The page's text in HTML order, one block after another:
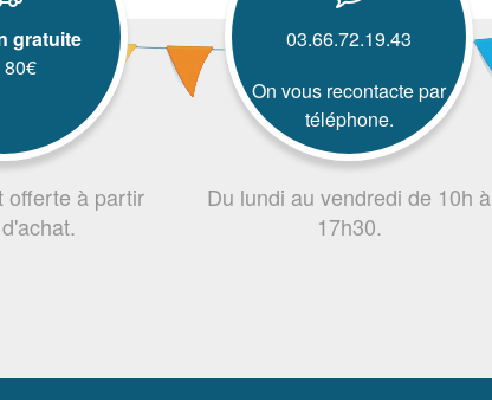
gratuite
80€
offerte à partir
03.66.72.19.43
On vous recontacte par
téléphone.
Du lundi au vendredi de 10h à
17h30.